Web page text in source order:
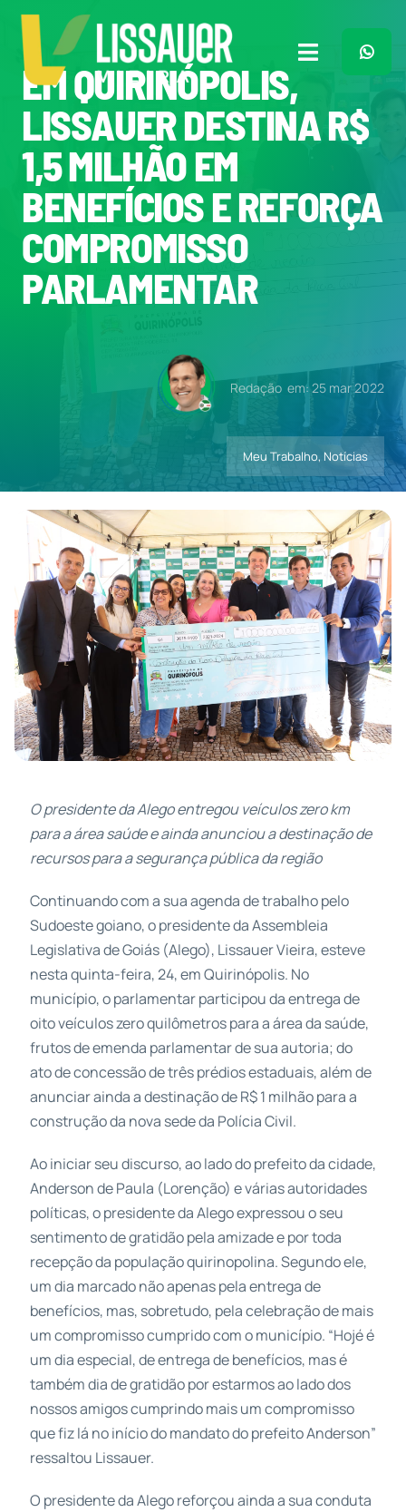
para
conteúdo
Toggle
Navigation
Home
Plano de Governo
Meu Trabalho
O Que Penso
EM QUIRINÓPOLIS,
LISSAUER DESTINA R$
1,5 MILHÃO EM
BENEFÍCIOS E REFORÇA
COMPROMISSO
PARLAMENTAR
Redação em: 25 mar 2022
Meu Trabalho, Notícias
O presidente da Alego entregou veículos zero km
para a área saúde e ainda anunciou a destinação de
recursos para a segurança pública da região
Continuando com a sua agenda de trabalho pelo
Sudoeste goiano, o presidente da Assembleia
Legislativa de Goiás (Alego), Lissauer Vieira, esteve
nesta quinta-feira, 24, em Quirinópolis. No
município, o parlamentar participou da entrega de
oito veículos zero quilômetros para a área da saúde,
frutos de emenda parlamentar de sua autoria; do
ato de concessão de três prédios estaduais, além de
anunciar ainda a destinação de R$ 1 milhão para a
construção da nova sede da Polícia Civil.
Ao iniciar seu discurso, ao lado do prefeito da cidade,
Anderson de Paula (Lorenção) e várias autoridades
políticas, o presidente da Alego expressou o seu
sentimento de gratidão pela amizade e por toda
recepção da população quirinopolina. Segundo ele,
um dia marcado não apenas pela entrega de
benefícios, mas, sobretudo, pela celebração de mais
um compromisso cumprido com o município. “Hojé é
um dia especial, de entrega de benefícios, mas é
também dia de gratidão por estarmos ao lado dos
nossos amigos cumprindo mais um compromisso
que fiz lá no início do mandato do prefeito Anderson”
ressaltou Lissauer.
O presidente da Alego reforçou ainda a sua conduta